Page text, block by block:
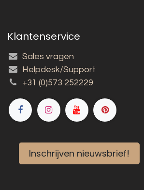
Klantenservice
Sales vragen
Helpdesk/Support
+31 (0)573 252229
Inschrijven nieuwsbrief!